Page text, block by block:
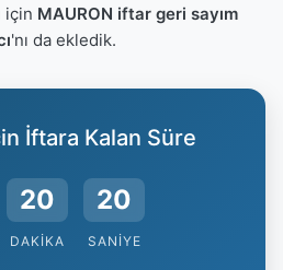
için MAURON iftar geri sayım
'nı da ekledik.
İftara Kalan Süre
20
DAKIKA
19
SANIYE